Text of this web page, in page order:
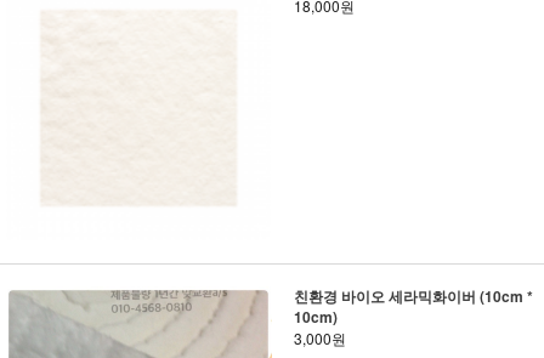
18,000원
친환경 바이오 세라믹화이버 (10cm *
10cm)
3,000원